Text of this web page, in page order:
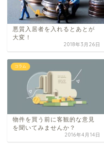
悪質入居者を入れるとあとが
大変！
2018年3月26日
コラム
物件を買う前に客観的な意見
を聞いてみませんか？
2016年4月14日